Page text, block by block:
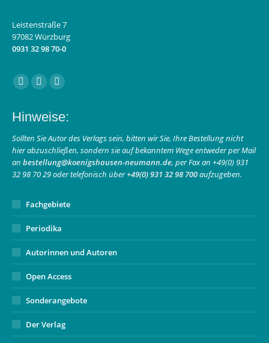
Leistenstraße 7
97082 Würzburg
0931 32 98 70-0
Finden Sie uns auf:
Facebook
opens
in
new
window
Instagram
opens
in
new
window
E-
page
opens
in
new
window
Hinweise:
Sollten Sie Autor des Verlags sein, bitten wir Sie, Ihre Bestellung nicht
hier abzuschließen, sondern sie auf bekanntem Wege entweder per Mail
an bestellung@koenigshausen-neumann.de, per Fax an +49(0) 931
32 98 70 29 oder telefonisch über+49(0) 931 32 98 700aufzugeben.
Fachgebiete
Periodika
Autorinnen und Autoren
Open Access
Sonderangebote
Der Verlag